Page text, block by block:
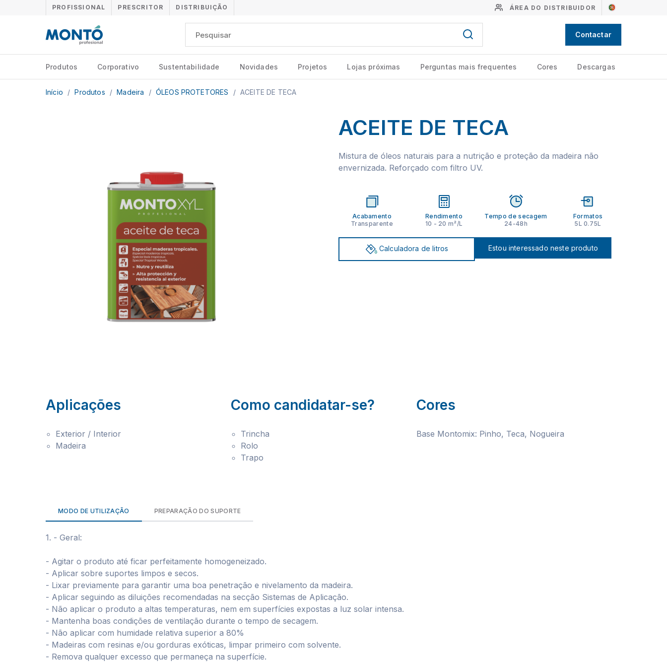
PROFISSIONAL PRESCRITOR DISTRIBUIÇÃO ÁREA DO DISTRIBUIDOR
Contactar
Produtos Corporativo Sustentabilidade Novidades Projetos Lojas próximas Perguntas mais frequentes Cores Descargas
Início / Produtos / Madeira / ÓLEOS PROTETORES / ACEITE DE TECA
ACEITE DE TECA
Mistura de óleos naturais para a nutrição e proteção da madeira não
envernizada. Reforçado com filtro UV.
Acabamento
Transparente
Rendimento
10 - 20 m²/L
Tempo de secagem
24-48h
Formatos
5L 0.75L
Calculadora de litros Estou interessado neste produto
Aplicações
Exterior / Interior
Madeira
Como candidatar-se?
Trincha
Rolo
Trapo
Cores
Base Montomix: Pinho, Teca, Nogueira
MODO DE UTILIZAÇÃO PREPARAÇÃO DO SUPORTE
1. - Geral:
- Agitar o produto até ficar perfeitamente homogeneizado.
- Aplicar sobre suportes limpos e secos.
- Lixar previamente para garantir uma boa penetração e nivelamento da madeira.
- Aplicar seguindo as diluições recomendadas na secção Sistemas de Aplicação.
- Não aplicar o produto a altas temperaturas, nem em superfícies expostas a luz solar intensa.
- Mantenha boas condições de ventilação durante o tempo de secagem.
- Não aplicar com humidade relativa superior a 80%
- Madeiras com resinas e/ou gorduras exóticas, limpar primeiro com solvente.
- Remova qualquer excesso que permaneça na superfície.